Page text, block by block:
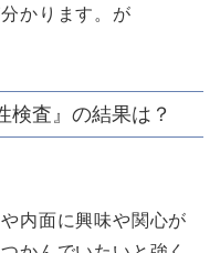
かります。が
検査』の結果は？
内面に興味や関心が